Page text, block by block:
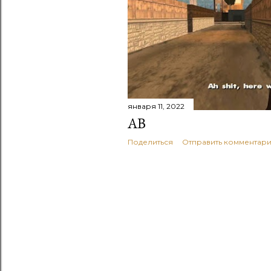
июня 29, 2022
КРАТКИЙ ОЧЕРК
В ЮЖНОЙ
Поделиться Отправить
января 11, 2022
ΑΒ
Поделиться Отправить